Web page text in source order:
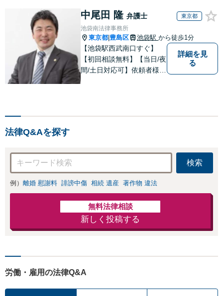
中尾田 隆 弁護士 東京都
池袋南法律事務所
東京都 豊島区 池袋駅 から徒歩1分
【池袋駅西武南口すぐ】
【初回相談無料】【当日/夜
間/土日対応可】依頼者様の
詳細を見
る
法律Q&Aを探す
検索
例） 離婚 慰謝料 誹謗中傷 相続 遺産 著作物 違法
無料法律相談
新しく投稿する
労働・雇用の法律Q&A